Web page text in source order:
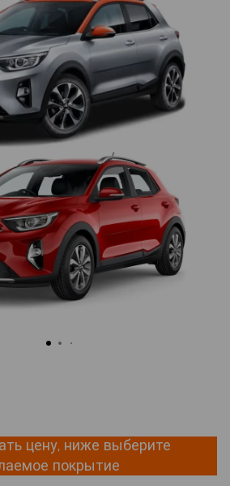
цену, ниже выберите
покрытие